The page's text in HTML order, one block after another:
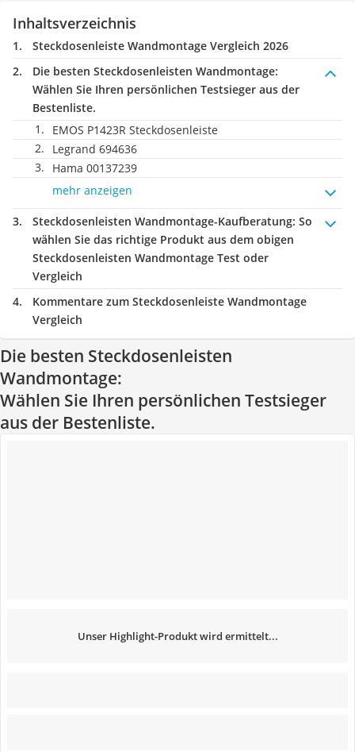
Inhaltsverzeichnis
Steckdosenleiste Wandmontage Vergleich 2026
Die besten Steckdosenleisten Wandmontage:
Wählen Sie Ihren persönlichen Testsieger aus der
Bestenliste.
EMOS P1423R Steckdosenleiste
Legrand 694636
Hama 00137239
mehr anzeigen
Steckdosenleisten Wandmontage-Kaufberatung: So
wählen Sie das richtige Produkt aus dem obigen
Steckdosenleisten Wandmontage Test oder
Vergleich
Kommentare zum Steckdosenleiste Wandmontage
Vergleich
Die besten Steckdosenleisten
Wandmontage:
Wählen Sie Ihren persönlichen Testsieger
aus der Bestenliste.
Unser Highlight-Produkt wird ermittelt...